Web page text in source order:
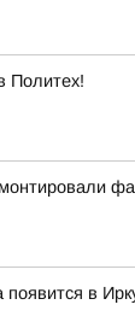
Политех!
в